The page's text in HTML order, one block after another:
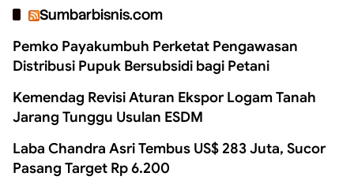
Sumbarbisnis.com
Pemko Payakumbuh Perketat Pengawasan
Distribusi Pupuk Bersubsidi bagi Petani
Kemendag Revisi Aturan Ekspor Logam Tanah
Jarang Tunggu Usulan ESDM
Laba Chandra Asri Tembus US$ 283 Juta, Sucor
Pasang Target Rp 6.200